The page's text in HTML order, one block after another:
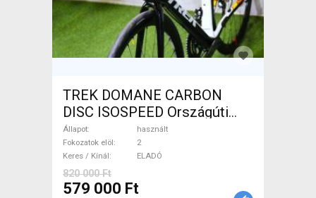
TREK DOMANE CARBON
DISC ISOSPEED Országúti
tárcsafék használt ELADÓ
Állapot
használt
Fokozatok elöl
2
Keres / Kínál
ELADÓ
820 000 Ft
579 000 Ft